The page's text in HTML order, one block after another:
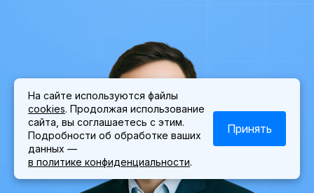
На сайте используются файлы
cookies. Продолжая использование
сайта, вы соглашаетесь с этим.
Подробности об обработке ваших
данных —
в политике конфиденциальности.
Принять